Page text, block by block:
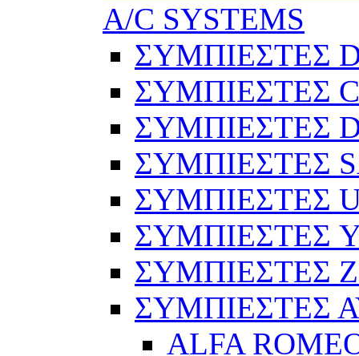
A/C SYSTEMS
ΣΥΜΠΙΕΣΤΕΣ
ΣΥΜΠΙΕΣΤΕΣ
ΣΥΜΠΙΕΣΤΕΣ
ΣΥΜΠΙΕΣΤΕΣ
ΣΥΜΠΙΕΣΤΕΣ
ΣΥΜΠΙΕΣΤΕΣ
ΣΥΜΠΙΕΣΤΕΣ
ΣΥΜΠΙΕΣΤΕΣ
ALFA